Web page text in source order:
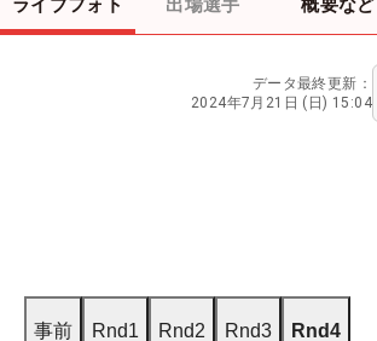
ライブフォト 出場選手 概要など
データ最終更新：
2024年7月21日 (日) 15:04
事前 Rnd1 Rnd2 Rnd3 Rnd4